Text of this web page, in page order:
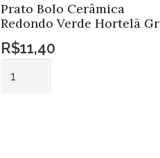
Prato Bolo Cerâmica
Redondo Verde Hortelã Gr
R$11,40